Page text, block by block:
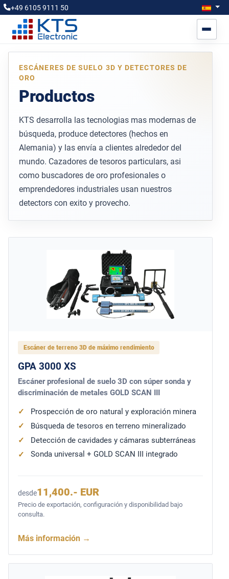
+49 6105 9111 50
ESCÁNERES DE SUELO 3D Y DETECTORES DE
ORO
Productos
KTS desarrolla las tecnologias mas modernas de
búsqueda, produce detectores (hechos en
Alemania) y las envía a clientes alrededor del
mundo. Cazadores de tesoros particulars, asi
como buscadores de oro profesionales o
emprendedores industriales usan nuestros
detectors con exito y provecho.
Escáner de terreno 3D de máximo rendimiento
GPA 3000 XS
Escáner profesional de suelo 3D con súper sonda y
discriminación de metales GOLD SCAN III
Prospección de oro natural y exploración minera
Búsqueda de tesoros en terreno mineralizado
Detección de cavidades y cámaras subterráneas
Sonda universal + GOLD SCAN III integrado
desde11,400.- EUR
Precio de exportación, configuración y disponibilidad bajo
consulta.
Más información →